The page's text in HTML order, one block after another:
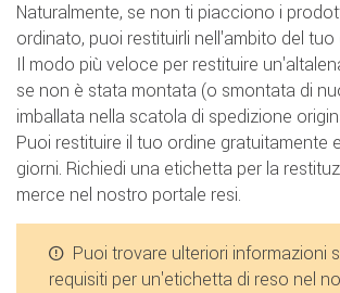
Naturalmente, se non ti piacciono i
ordinato, puoi restituirli nell'ambito del
Il modo più veloce per restituire
se non è stata montata (o smontata di
imballata nella scatola di spedizione
Puoi restituire il tuo ordine gratuitamente
giorni. Richiedi una etichetta per la
merce nel nostro portale resi.
Puoi trovare ulteriori informazioni
requisiti per un'etichetta di reso nel